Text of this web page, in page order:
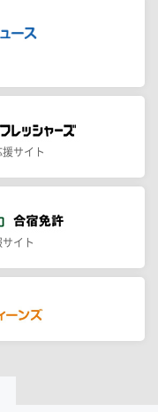
サイト
イト